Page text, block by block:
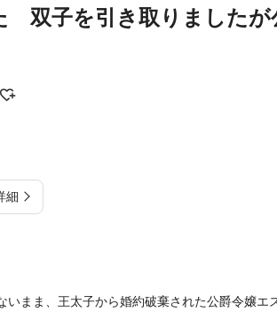
双子を引き取りました
細
いまま、王太子から婚約破棄された公爵令嬢エ